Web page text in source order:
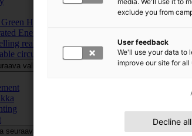
Hydrogen and CO2 for Industry Renewal
Energy Conversion Machinery
reality through simulation
circularity of inorganic materials
valikkotaso
seuraava valikkotaso
exclude you from
User feedback
We'll use your data to
improve our site for all
Decline all